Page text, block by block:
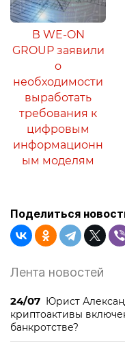
В WE-ON
GROUP заявили
о
необходимости
выработать
требования к
цифровым
информационн
ым моделям
Поделиться
Лента новостей
24/07 Юрист
криптоактивы
банкротстве?